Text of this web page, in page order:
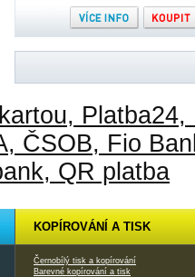
KOPÍROVÁNÍ A TISK
Černobílý tisk a kopírování
Barevné kopírování a tisk